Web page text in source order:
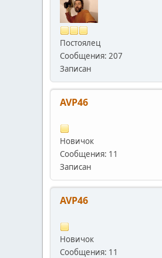
Постоялец
Сообщения: 207
Записан
AVP46
Новичок
Сообщения: 11
Записан
AVP46
Новичок
Сообщения: 11